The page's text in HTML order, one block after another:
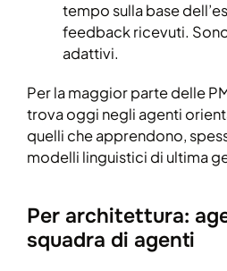
tempo sulla base
feedback ricevuti.
adattivi.
Per la maggior parte delle
trova oggi negli agenti
quelli che apprendono,
modelli linguistici di ultima
Per architettura:
squadra di agenti